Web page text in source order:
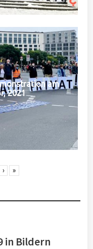
am
2021
› »
in Bildern